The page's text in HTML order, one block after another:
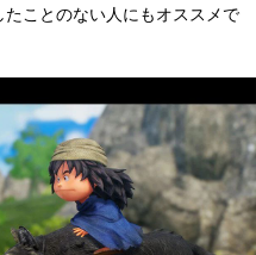
ことのない人にもオススメで